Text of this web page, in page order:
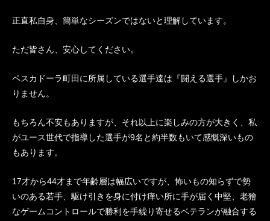
正直私自身、簡単なシーズンではないと理解しています。
ただ皆さん、安心してください。
ペスカドーラ町田に所属している選手達は『闘える選手』しかお
りません。
もちろん不安もありますが、それ以上に楽しみの方が大きく、私
がユース世代で指導した選手が9名と約半数もいて感慨深いもの
もあります。
17才から44才まで年齢層は幅広いですが、怖いもの知らずで勢
いのある若手、駆け引きを身に付け痒い所に手が届く中堅、老獪
なゲームコントロールで勝利を手繰り寄せるベテランが融合する